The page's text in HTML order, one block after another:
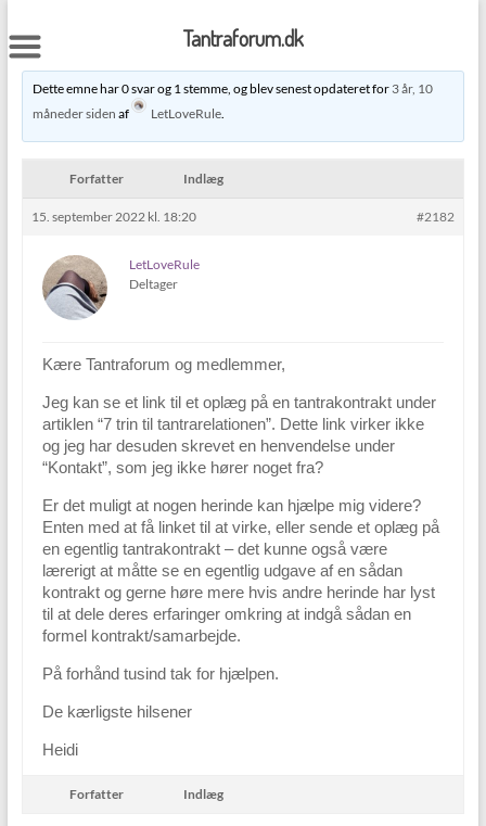
to
content
Dette emne har 0 svar og 1 stemme, og blev senest opdateret for 3 år, 10
måneder siden af LetLoveRule.
Forfatter Indlæg
15. september 2022 kl. 18:20 #2182
LetLoveRule
Deltager
Kære Tantraforum og medlemmer,
Jeg kan se et link til et oplæg på en tantrakontrakt under
artiklen “7 trin til tantrarelationen”. Dette link virker ikke
og jeg har desuden skrevet en henvendelse under
“Kontakt”, som jeg ikke hører noget fra?
Er det muligt at nogen herinde kan hjælpe mig videre?
Enten med at få linket til at virke, eller sende et oplæg på
en egentlig tantrakontrakt – det kunne også være
lærerigt at måtte se en egentlig udgave af en sådan
kontrakt og gerne høre mere hvis andre herinde har lyst
til at dele deres erfaringer omkring at indgå sådan en
formel kontrakt/samarbejde.
På forhånd tusind tak for hjælpen.
De kærligste hilsener
Heidi
Forfatter Indlæg
Tantraforum.dk